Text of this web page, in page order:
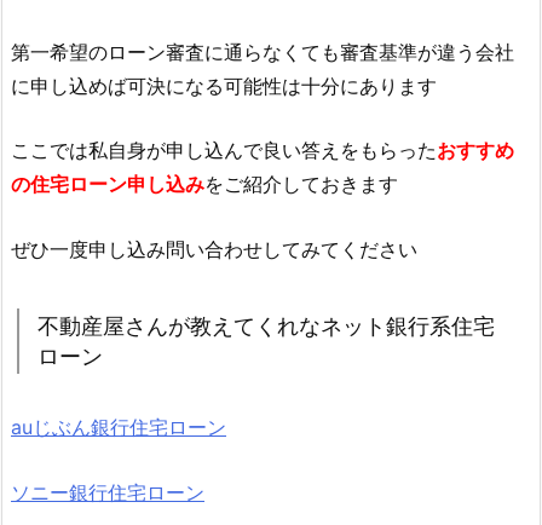
第一希望のローン審査に通らなくても審査基準が違う会社
に申し込めば可決になる可能性は十分にあります
ここでは私自身が申し込んで良い答えをもらったおすすめ
の住宅ローン申し込みをご紹介しておきます
ぜひ一度申し込み問い合わせしてみてください
不動産屋さんが教えてくれなネット銀行系住宅
ローン
auじぶん銀行住宅ローン
ソニー銀行住宅ローン